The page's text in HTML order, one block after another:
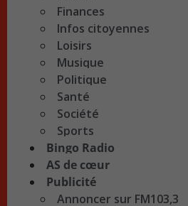
Finances
Infos citoyennes
Loisirs
Musique
Politique
Santé
Société
Sports
Bingo Radio
AS de cœur
Publicité
Annoncer sur FM103,3